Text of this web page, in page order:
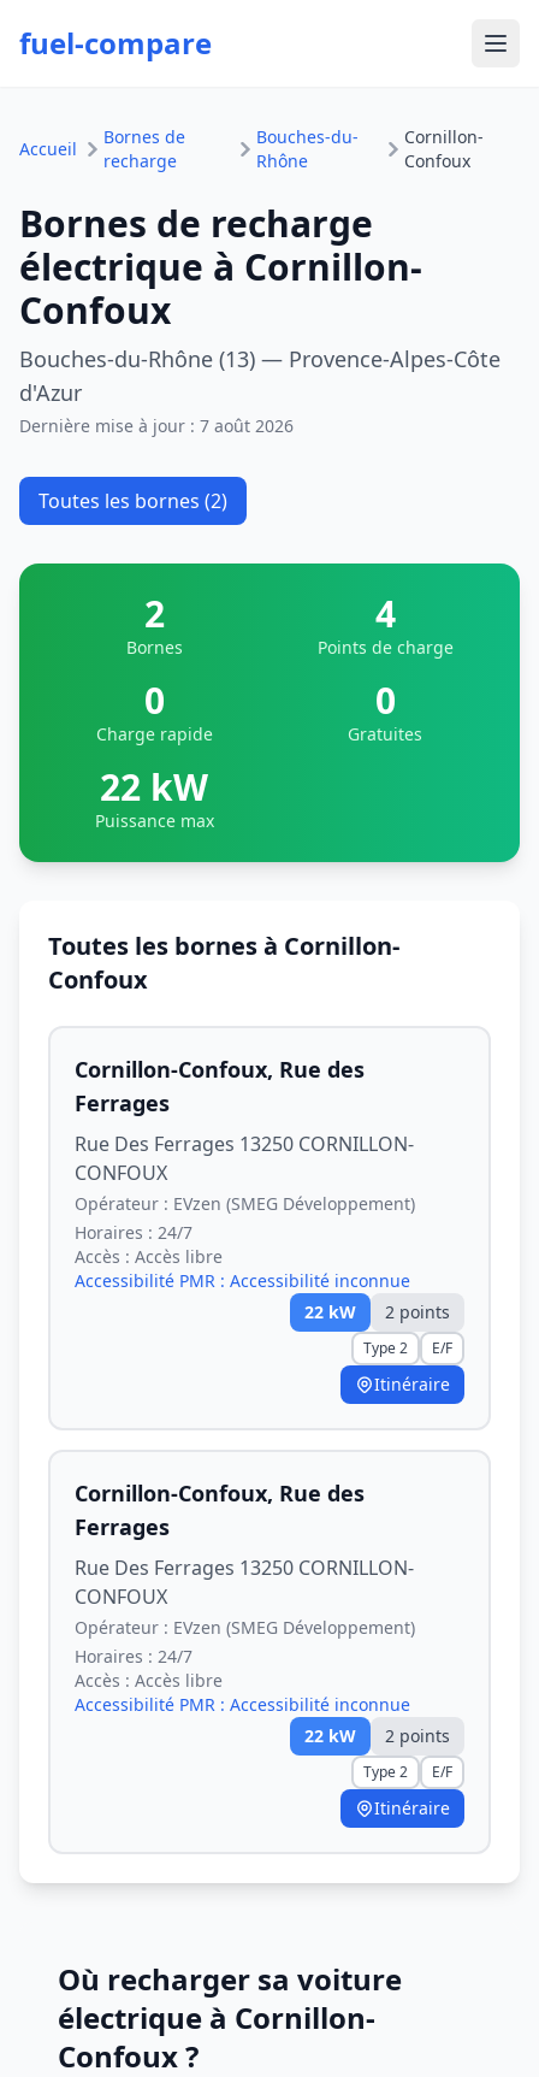
fuel-compare
Accueil
Bornes de
recharge
Bouches-du-
Rhône
Cornillon-
Confoux
Bornes de recharge
électrique à Cornillon-
Confoux
Bouches-du-Rhône (13) — Provence-Alpes-Côte
d'Azur
Dernière mise à jour : 7 août 2026
Toutes les bornes (2)
2
Bornes
4
Points de charge
0
Charge rapide
0
Gratuites
22 kW
Puissance max
Toutes les bornes à Cornillon-
Confoux
Cornillon-Confoux, Rue des
Ferrages
Rue Des Ferrages 13250 CORNILLON-
CONFOUX
Opérateur : EVzen (SMEG Développement)
Horaires : 24/7
Accès : Accès libre
Accessibilité PMR : Accessibilité inconnue
22 kW 2 points
Type 2 E/F
Itinéraire
Cornillon-Confoux, Rue des
Ferrages
Rue Des Ferrages 13250 CORNILLON-
CONFOUX
Opérateur : EVzen (SMEG Développement)
Horaires : 24/7
Accès : Accès libre
Accessibilité PMR : Accessibilité inconnue
22 kW 2 points
Type 2 E/F
Itinéraire
Où recharger sa voiture
électrique à Cornillon-
Confoux ?